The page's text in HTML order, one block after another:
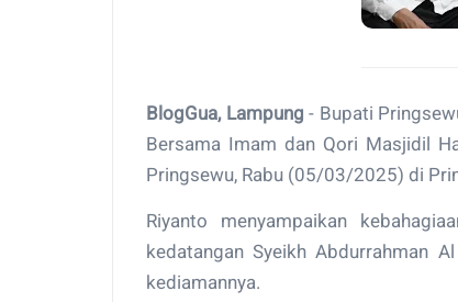
BlogGua, Lampung - Bupati
Bersama Imam dan Qori Masjidil
Pringsewu, Rabu (05/03/2025) di
Riyanto menyampaikan
kedatangan Syeikh Abdurrahman
kediamannya.